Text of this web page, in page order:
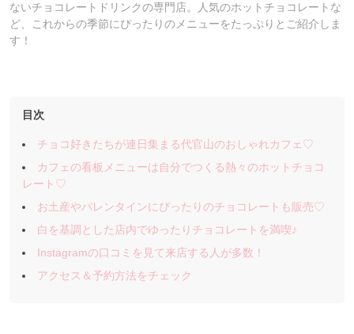
ないチョコレートドリンクの専門店。人気のホットチョコレートな
ど、これからの季節にぴったりのメニューをたっぷりとご紹介しま
す！
目次
チョコ好きたちが連日集まる代官山のおしゃれカフェ♡
カフェの看板メニューは自分でつくる熱々のホットチョコ
レート♡
お土産やバレンタインにぴったりのチョコレートも販売♡
白を基調とした店内でゆったりチョコレートを満喫♪
Instagramの口コミを見て来店する人が多数！
アクセス＆予約方法をチェック